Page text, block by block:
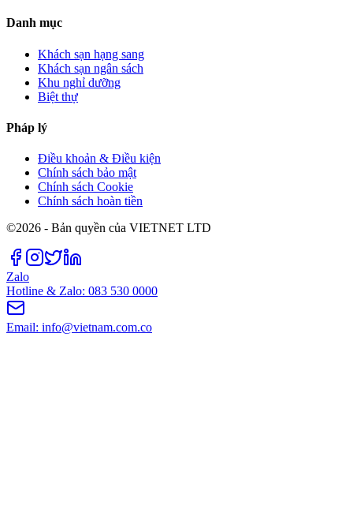
Danh mục
Khách sạn hạng sang
Khách sạn ngân sách
Khu nghỉ dưỡng
Biệt thự
Pháp lý
Điều khoản & Điều kiện
Chính sách bảo mật
Chính sách Cookie
Chính sách hoàn tiền
©2026 - Bản quyền của VIETNET LTD
Zalo
Hotline & Zalo: 083 530 0000
Email: info@vietnam.com.co